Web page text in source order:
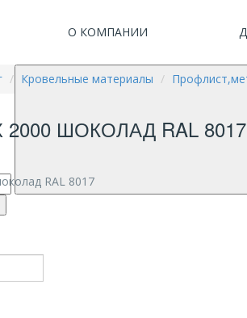
О КОМПАНИИ
Кровельные материалы
ШОКОЛАД RAL 8017